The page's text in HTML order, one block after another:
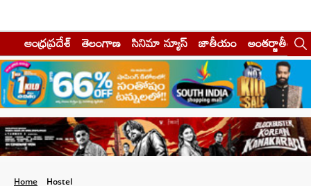
ఆంధ్రప్రదేశ్ తెలంగాణ సినిమా న్యూస్ జాతీయం అంతర్జాతీయం
Home Hostel